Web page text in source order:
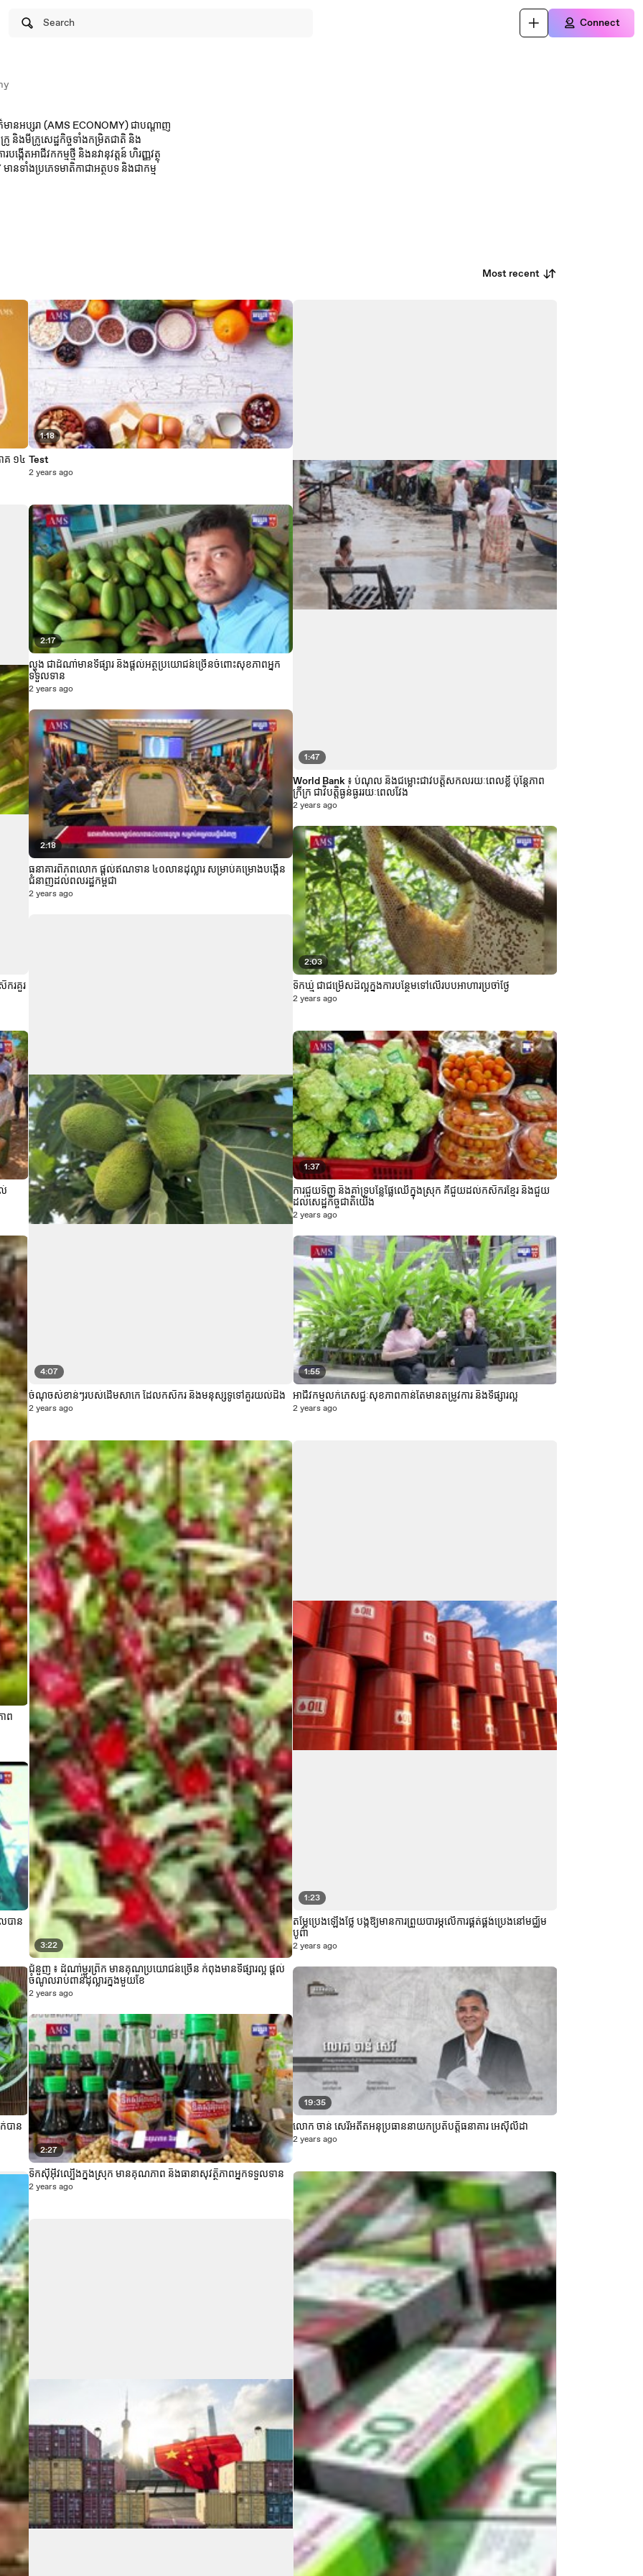
Search Connect
ានអប្សរា (AMS ECONOMY) ជាបណ្តាញ
និងមីក្រូសេដ្ឋកិច្ចទាំងកម្រិតជាតិ និង
ង្កើតអាជីវកកម្មថ្មី និងនវានុវត្តន៍ ហិរញ្ញវត្ថុ
ទាំងប្រភេទមាតិកាជាអត្ថបទ និងជាកម្ម
Most recent
វត្ថុ | ភាគ ១៤
ករគួរ
ាព
បាន
បាន
1:18
Test
2 years ago
2:17
ល្ហុង ជាដំណាំមានទីផ្សារ និងផ្ដល់អត្ថប្រយោជន៍ច្រើនចំពោះសុខភាពអ្នក
ទទួលទាន
2 years ago
2:18
ធនាគារពិភពលោក ផ្តល់ឥណទាន ៤០លានដុល្លារ សម្រាប់គម្រោងបង្កើន
ជំនាញដល់ពលរដ្ឋកម្ពុជា
2 years ago
4:07
ចំណុចសំខាន់ៗរបស់ដើមសាកេ ដែលកសិករ និងមនុស្សទូទៅគួរយល់ដឹង
2 years ago
3:22
ជំនួញ ៖ ដំណាំម្ជូរព្រឹក មានគុណប្រយោជន៍ច្រើន កំពុងមានទីផ្សារល្អ ផ្ដល់
ចំណូលរាប់ពាន់ដុល្លារក្នុងមួយខែ
2 years ago
2:27
ទឹកស៊ីអ៊ីវល្បើងក្នុងស្រុក មានគុណភាព និងធានាសុវត្ថិភាពអ្នកទទួលទាន
2 years ago
1:47
World Bank ៖ បំណុល និងជម្លោះជាវិបត្តិសកលរយៈពេលខ្លី ប៉ុន្តែភាព
ក្រីក្រ ជាវិបត្តិធ្ងន់ធ្ងររយៈពេលវែង
2 years ago
2:03
ទឹកឃ្មុំ ជាជម្រើសដ៏ល្អក្នុងការបន្ថែមទៅលើរបបអាហារប្រចាំថ្ងៃ
2 years ago
1:37
ការជួយទិញ និងគាំទ្របន្លែផ្លែឈើក្នុងស្រុក គឺជួយដល់កសិករខ្មែរ និងជួយ
ដល់សេដ្ឋកិច្ចជាតិយើង
2 years ago
1:55
អាជីវកម្មលក់ភេសជ្ជៈសុខភាពកាន់តែមានតម្រូវការ និងទីផ្សារល្អ
2 years ago
1:23
តម្លៃប្រេងឡើងថ្លៃ បង្កឱ្យមានការព្រួយបារម្ភលើការផ្គត់ផ្គង់ប្រេងនៅមជ្ឈិម
បូព៌ា
2 years ago
19:35
លោក ចាន់ សេរីអតីតអនុប្រធាននាយកប្រតិបត្តិធនាគារ អេស៊ីលីដា
2 years ago